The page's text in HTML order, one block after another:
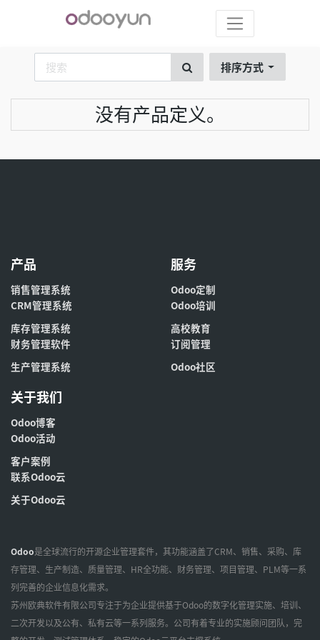
排序方式
没有产品定义。
产品
销售管理系统
CRM管理系统
库存管理系统
财务管理软件
生产管理系统
服务
Odoo定制
Odoo培训
高校教育
订阅管理
Odoo社区
关于我们
Odoo博客
Odoo活动
客户案例
联系Odoo云
关于Odoo云
Odoo是全球流行的开源企业管理套件，其功能涵盖了CRM、销售、采购、库
存管理、生产制造、质量管理、HR全功能、财务管理、项目管理、PLM等一系
列完善的企业信息化需求。
苏州欧典软件有限公司专注于为企业提供基于Odoo的数字化管理实施、培训、
二次开发以及公有、私有云等一系列服务。公司有着专业的实施顾问团队，完